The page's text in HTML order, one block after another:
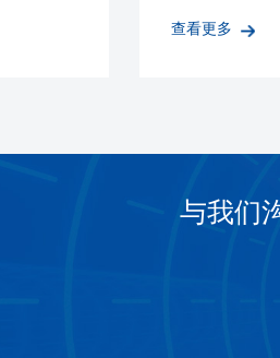
查看更多
与我们